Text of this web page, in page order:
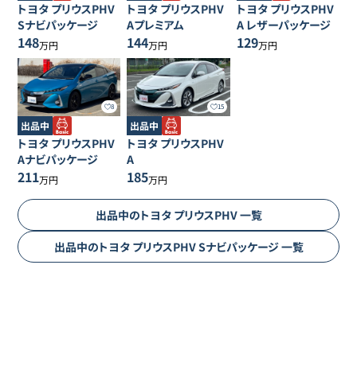
トヨタ プリウスPHV
Sナビパッケージ
148万円
トヨタ プリウスPHV
Aプレミアム
144万円
トヨタ プリウスPHV
A レザーパッケージ
129万円
8
出品中
トヨタ プリウスPHV
Aナビパッケージ
211万円
15
出品中
トヨタ プリウスPHV
A
185万円
出品中のトヨタ プリウスPHV一覧
出品中のトヨタ プリウスPHVSナビパッケージ一覧